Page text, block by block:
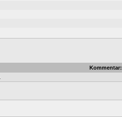
Kommentar: